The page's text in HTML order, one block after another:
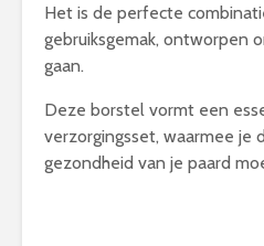
Het is de perfecte
gebruiksgemak, ontworpen
gaan.
Deze borstel vormt een
verzorgingsset, waarmee je
gezondheid van je paard